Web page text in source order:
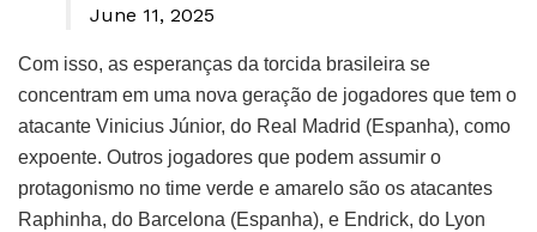
June 11, 2025
Com isso, as esperanças da torcida brasileira se
concentram em uma nova geração de jogadores que tem o
atacante Vinicius Júnior, do Real Madrid (Espanha), como
expoente. Outros jogadores que podem assumir o
protagonismo no time verde e amarelo são os atacantes
Raphinha, do Barcelona (Espanha), e Endrick, do Lyon